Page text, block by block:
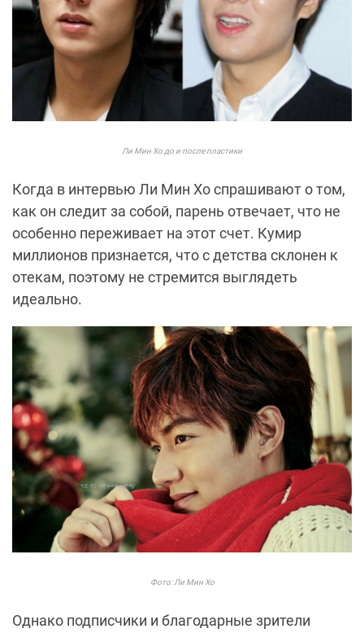
Ли Мин Хо до и после пластики
Когда в интервью Ли Мин Хо спрашивают о том,
как он следит за собой, парень отвечает, что не
особенно переживает на этот счет. Кумир
миллионов признается, что с детства склонен к
отекам, поэтому не стремится выглядеть
идеально.
Фото: Ли Мин Хо
Однако подписчики и благодарные зрители